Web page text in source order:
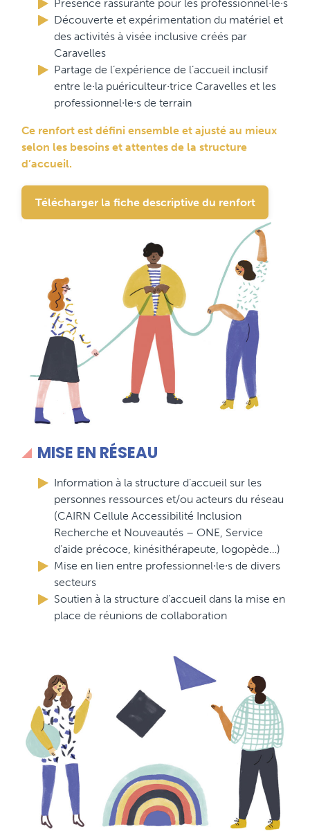
Présence rassurante pour les professionnel∙le∙s
Découverte et expérimentation du matériel et
des activités à visée inclusive créés par
Caravelles
Partage de l’expérience de l’accueil inclusif
entre le∙la puériculteur∙trice Caravelles et les
professionnel∙le∙s de terrain
Ce renfort est défini ensemble et ajusté au mieux
selon les besoins et attentes de la structure
d’accueil.
Télécharger la fiche descriptive du renfort
MISE EN RÉSEAU
Information à la structure d’accueil sur les
personnes ressources et/ou acteurs du réseau
(CAIRN Cellule Accessibilité Inclusion
Recherche et Nouveautés – ONE, Service
d’aide précoce, kinésithérapeute, logopède…)
Mise en lien entre professionnel∙le∙s de divers
secteurs
Soutien à la structure d’accueil dans la mise en
place de réunions de collaboration